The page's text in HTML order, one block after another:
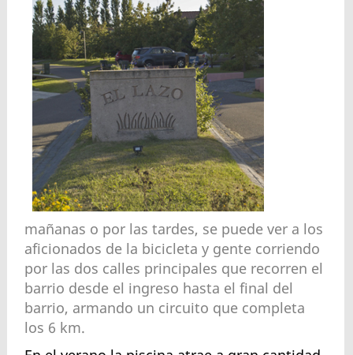
mañanas o por las tardes, se puede ver a los
aficionados de la bicicleta y gente corriendo
por las dos calles principales que recorren el
barrio desde el ingreso hasta el final del
barrio, armando un circuito que completa
los 6 km.